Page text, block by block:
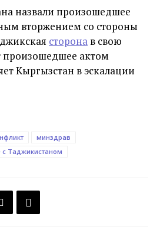
назвали произошедшее
вторжением со стороны
сторона в свою
произошедшее актом
Кыргызстан в эскалации
минздрав
с Таджикистаном